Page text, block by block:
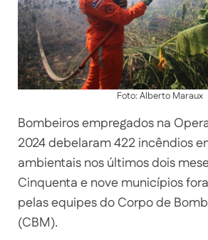
Foto: Alberto Maraux
Bombeiros empregados na
2024 debelaram 422 incêndios
ambientais nos últimos dois
Cinquenta e nove municípios
pelas equipes do Corpo de
(CBM).